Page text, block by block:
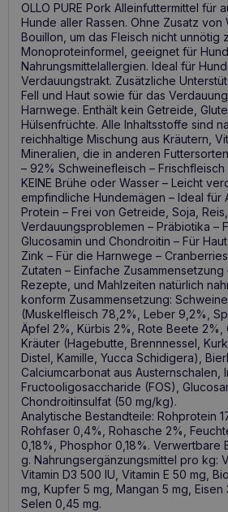
OLLO PURE Pork Alleinfuttermittel für
Hunde aller Rassen. Ohne Zusatz von
Bouillon, um das Fleisch nicht unnötig
Monoproteinformel, geeignet für
Nahrungsmittelallergien. Ideal für
Verdauungstrakt. Zusätzliche
Fell und Haut sowie für das
Harnwege. Enthält kein Getreide,
Hülsenfrüchte. Alle Inhaltsstoffe sind
reichhaltige Mischung aus Kräutern,
Mineralien, die in anderen
– 92% Schweinefleisch –
KEINE Brühe oder Wasser – Leicht
empfindliche Hundemägen – Ideal für
Protein – Frei von Getreide, Soja,
Verdauungsproblemen – Präbiotika –
Glucosamin und Chondroitin – Für
Zink – Für die Harnwege –
Zutaten – Einfache
Rezepte, und Mahlzeiten natürlich
konform Zusammensetzung:
(Muskelfleisch 78,2%, Leber 9,2%,
Äpfel 2%, Kürbis 2%, Rote Beete 2%,
Kräuter (Hagebutte, Brennnessel,
Distel, Kamille, Yucca Schidigera),
Calciumcarbonat aus Austernschalen,
Fructooligosaccharide (FOS),
Chondroitinsulfat (50 mg/kg).
Analytische Bestandteile: Rohprotein
Rohfaser 0,4%, Rohasche 2%,
0,18%, Phosphor 0,18%. Verwertbare
g. Nahrungsergänzungsmittel pro kg:
Vitamin D3 500 IU, Vitamin E 50 mg,
mg, Kupfer 5 mg, Mangan 5 mg, Eisen
Selen 0,45 mg.